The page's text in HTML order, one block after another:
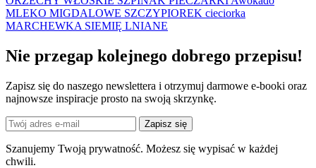
MLEKO MIGDALOWE SZCZYPIOREK cieciorka
MARCHEWKA SIEMIĘ LNIANE
Nie przegap kolejnego dobrego przepisu!
Zapisz się do naszego newslettera i otrzymuj darmowe e-booki oraz
najnowsze inspiracje prosto na swoją skrzynkę.
Zapisz się
Szanujemy Twoją prywatność. Możesz się wypisać w każdej
chwili.